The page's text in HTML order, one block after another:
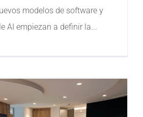
modelos de software y
AI empiezan a definir la